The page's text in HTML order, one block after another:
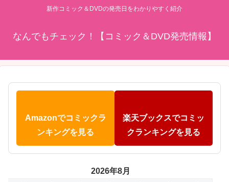
新作コミック＆DVDの発売日をわかりやすく紹介
なんでもチェック！【コミック＆DVD発売情報】
Amazonでコミックラ
ンキングを見る
楽天ブックスでコミッ
クランキングを見る
2026年8月